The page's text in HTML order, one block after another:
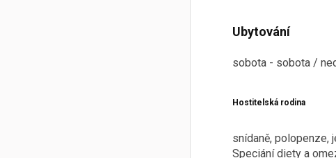
Ubytování
sobota - sobota /
Hostitelská rodina
snídaně, polopenze,
Speciání diety a